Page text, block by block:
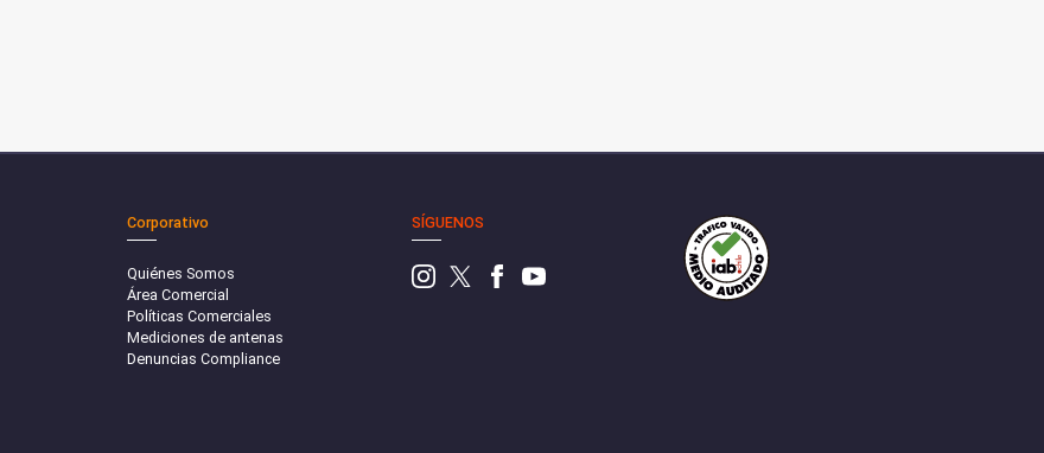
Corporativo
Quiénes Somos
Área Comercial
Políticas Comerciales
Mediciones de antenas
Denuncias Compliance
SÍGUENOS